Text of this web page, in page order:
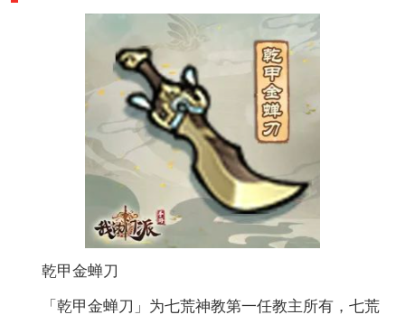
乾甲金蝉刀
「乾甲金蝉刀」为七荒神教第一任教主所有，七荒